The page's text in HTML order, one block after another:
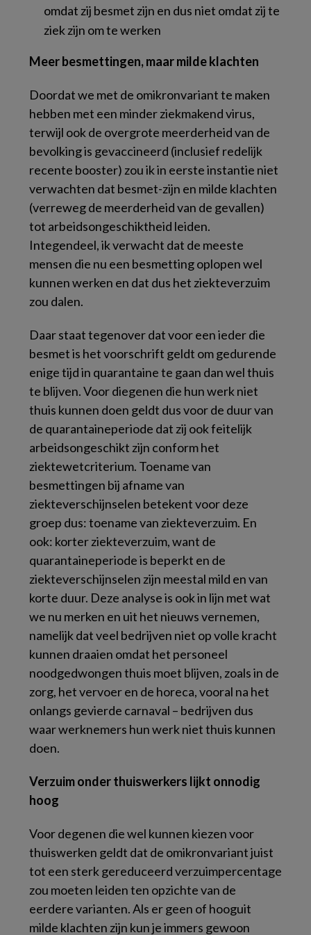
omdat zij besmet zijn en dus niet omdat zij te
ziek zijn om te werken
Meer besmettingen, maar milde klachten
Doordat we met de omikronvariant te maken
hebben met een minder ziekmakend virus,
terwijl ook de overgrote meerderheid van de
bevolking is gevaccineerd (inclusief redelijk
recente booster) zou ik in eerste instantie niet
verwachten dat besmet-zijn en milde klachten
(verreweg de meerderheid van de gevallen)
tot arbeidsongeschiktheid leiden.
Integendeel, ik verwacht dat de meeste
mensen die nu een besmetting oplopen wel
kunnen werken en dat dus het ziekteverzuim
zou dalen.
Daar staat tegenover dat voor een ieder die
besmet is het voorschrift geldt om gedurende
enige tijd in quarantaine te gaan dan wel thuis
te blijven. Voor diegenen die hun werk niet
thuis kunnen doen geldt dus voor de duur van
de quarantaineperiode dat zij ook feitelijk
arbeidsongeschikt zijn conform het
ziektewetcriterium. Toename van
besmettingen bij afname van
ziekteverschijnselen betekent voor deze
groep dus: toename van ziekteverzuim. En
ook: korter ziekteverzuim, want de
quarantaineperiode is beperkt en de
ziekteverschijnselen zijn meestal mild en van
korte duur. Deze analyse is ook in lijn met wat
we nu merken en uit het nieuws vernemen,
namelijk dat veel bedrijven niet op volle kracht
kunnen draaien omdat het personeel
noodgedwongen thuis moet blijven, zoals in de
zorg, het vervoer en de horeca, vooral na het
onlangs gevierde carnaval – bedrijven dus
waar werknemers hun werk niet thuis kunnen
doen.
Verzuim onder thuiswerkers lijkt onnodig
hoog
Voor degenen die wel kunnen kiezen voor
thuiswerken geldt dat de omikronvariant juist
tot een sterk gereduceerd verzuimpercentage
zou moeten leiden ten opzichte van de
eerdere varianten. Als er geen of hooguit
milde klachten zijn kun je immers gewoon